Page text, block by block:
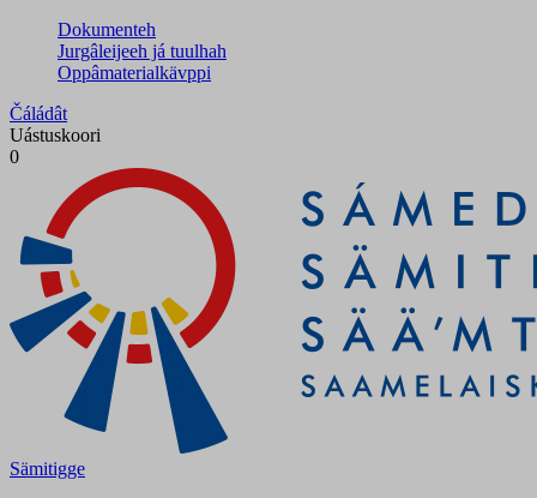
Dokumenteh
Jurgâleijeeh já tuulhah
Oppâmaterialkävppi
Čáládât
Uástuskoori
0
Sämitigge